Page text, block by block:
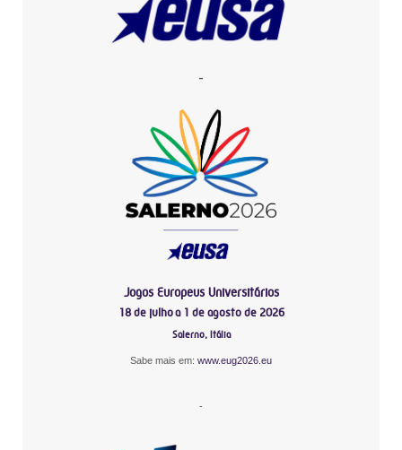
-
Jogos Europeus Universitários
18 de julho a 1 de agosto de 2026
Salerno, Itália
Sabe mais em: www.eug2026.eu
-